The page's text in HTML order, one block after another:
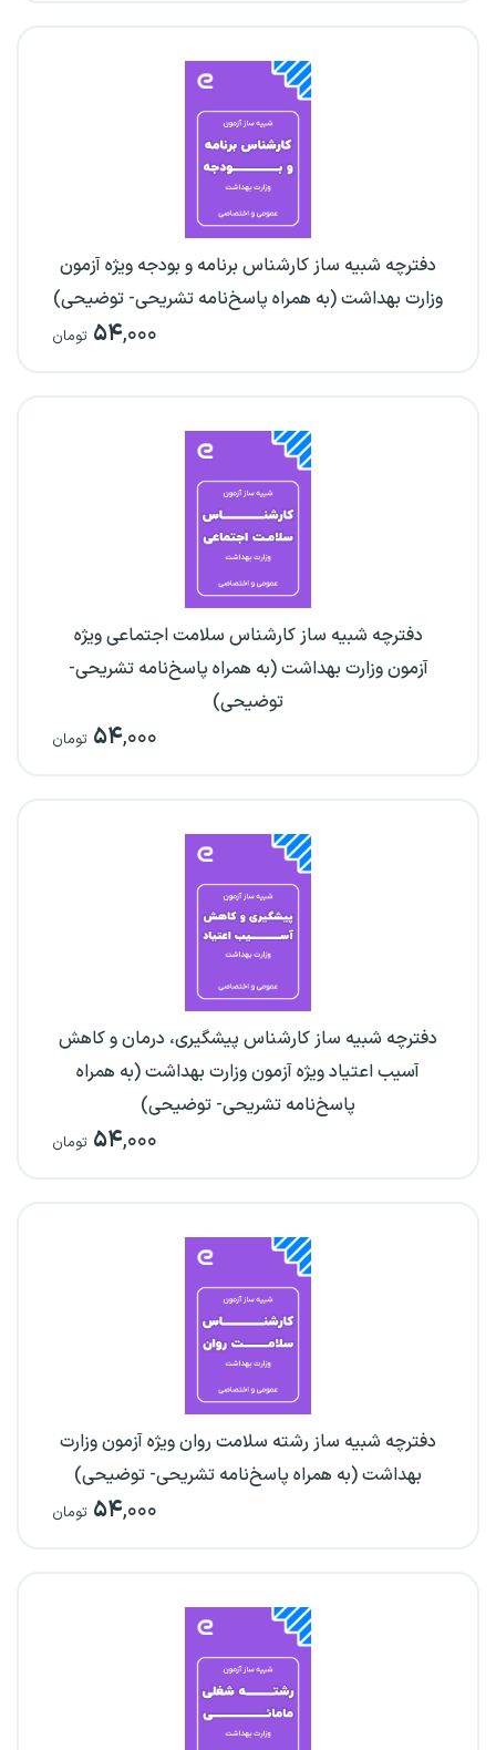
دفترچه شبیه ساز کارشناس برنامه و بودجه ویژه آزمون
وزارت بهداشت (به همراه پاسخ‌نامه تشریحی- توضیحی)
۵۴,۰۰۰ تومان
دفترچه شبیه ساز کارشناس سلامت اجتماعی ویژه
آزمون وزارت بهداشت (به همراه پاسخ‌نامه تشریحی-
توضیحی)
۵۴,۰۰۰ تومان
دفترچه شبیه ساز کارشناس پیشگیری، درمان و کاهش
آسیب اعتیاد ویژه آزمون وزارت بهداشت (به همراه
پاسخ‌نامه تشریحی- توضیحی)
۵۴,۰۰۰ تومان
دفترچه شبیه ساز رشته سلامت روان ویژه آزمون وزارت
بهداشت (به همراه پاسخ‌نامه تشریحی- توضیحی)
۵۴,۰۰۰ تومان